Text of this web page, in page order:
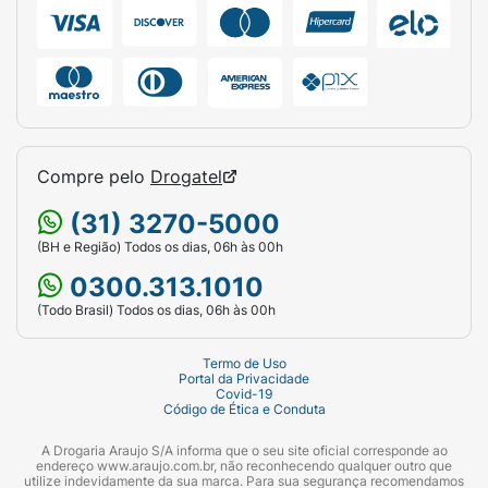
neutro e uma esponja macia. Deixe secar em
Ficha Técnica:
Marca:Ipanema.
Linha:Day.
Gênero:Feminino.
Cor da Palmilha:Preta com estampa de
cerejas e flores (Vermelho/Branco/Azul
claro) e logo Ipanema em destaque
Material:PVC / Borracha flexível de alta
Compre pelo Drogatel
(31) 3270-5000
(BH e Região) Todos os dias, 06h às 00h
0300.313.1010
(Todo Brasil) Todos os dias, 06h às 00h
Termo de Uso
Portal da Privacidade
Covid-19
Código de Ética e Conduta
A Drogaria Araujo S/A informa que o seu site oficial corresponde ao
endereço www.araujo.com.br, não reconhecendo qualquer outro que
utilize indevidamente da sua marca. Para sua segurança recomendamos